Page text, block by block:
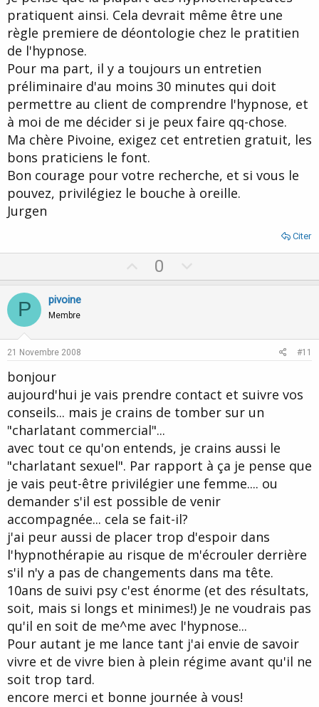
pratiquent ainsi. Cela devrait même être une
règle premiere de déontologie chez le pratitien
de l'hypnose.
Pour ma part, il y a toujours un entretien
préliminaire d'au moins 30 minutes qui doit
permettre au client de comprendre l'hypnose, et
à moi de me décider si je peux faire qq-chose.
Ma chère Pivoine, exigez cet entretien gratuit, les
bons praticiens le font.
Bon courage pour votre recherche, et si vous le
pouvez, privilégiez le bouche à oreille.
Jurgen
Citer
p
t
0
o
v
e
P pivoine
Membre
21 Novembre 2008 #11
bonjour
aujourd'hui je vais prendre contact et suivre vos
conseils... mais je crains de tomber sur un
"charlatant commercial"...
avec tout ce qu'on entends, je crains aussi le
"charlatant sexuel". Par rapport à ça je pense que
je vais peut-être privilégier une femme.... ou
demander s'il est possible de venir
accompagnée... cela se fait-il?
j'ai peur aussi de placer trop d'espoir dans
l'hypnothérapie au risque de m'écrouler derrière
s'il n'y a pas de changements dans ma tête.
10ans de suivi psy c'est énorme (et des résultats,
soit, mais si longs et minimes!) Je ne voudrais pas
qu'il en soit de me^me avec l'hypnose...
Pour autant je me lance tant j'ai envie de savoir
vivre et de vivre bien à plein régime avant qu'il ne
soit trop tard.
encore merci et bonne journée à vous!